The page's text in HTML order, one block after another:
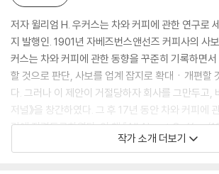
저자 윌리엄 H. 우커스는 차와 커피에 관한 연구로
지 발행인. 1901년 자베즈번스앤선즈 커피사의 사
커스는 차와 커피에 관한 동향을 꾸준히 기록하면
할 것으로 판단, 사보를 업계 잡지로 확대ㆍ개편할
다. 그러나 이 제안이 거절당하자 회사를 그만두고,
저널》을 창간하였다. 그 후 17년 동안 차와 커피에
간에 전력투구하였다. 이 책 『All About
나이다. 그 뒤 다시『All About Tea』를 펴냈다.
작가 소개 더보기